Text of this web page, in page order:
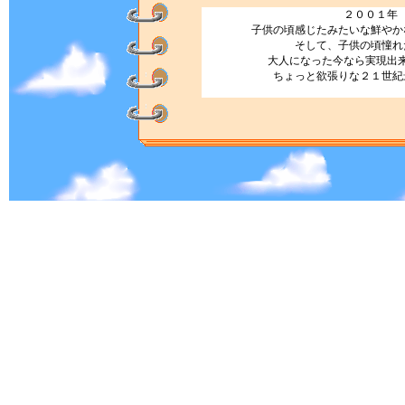
２００１年
子供の頃感じたみたいな鮮や
そして、子供の頃憧
大人になった今なら実現出
ちょっと欲張りな２１世